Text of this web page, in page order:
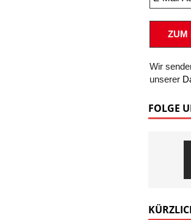
Wir
unserer
FOLGE